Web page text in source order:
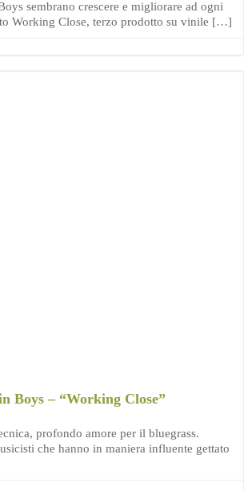
sembrano crescere e migliorare ad ogni
Working Close, terzo prodotto su vinile […]
Boys – “Working Close”
profondo amore per il bluegrass.
che hanno in maniera influente gettato